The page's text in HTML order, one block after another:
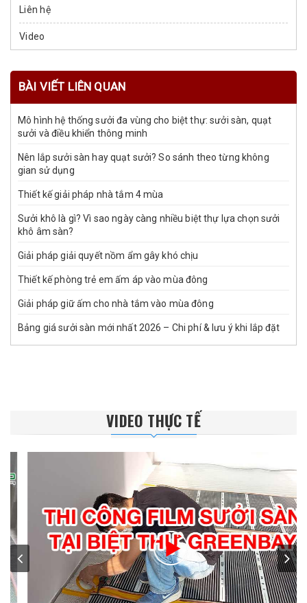
Liên hệ
Video
BÀI VIẾT LIÊN QUAN
Mô hình hệ thống sưởi đa vùng cho biệt thự: sưởi sàn, quạt
sưởi và điều khiển thông minh
Nên lắp sưởi sàn hay quạt sưởi? So sánh theo từng không
gian sử dụng
Thiết kế giải pháp nhà tắm 4 mùa
Sưởi khô là gì? Vì sao ngày càng nhiều biệt thự lựa chọn sưởi
khô âm sàn?
Giải pháp giải quyết nồm ẩm gây khó chịu
Thiết kế phòng trẻ em ấm áp vào mùa đông
Giải pháp giữ ấm cho nhà tắm vào mùa đông
Bảng giá sưởi sàn mới nhất 2026 – Chi phí & lưu ý khi lắp đặt
VIDEO THỰC TẾ